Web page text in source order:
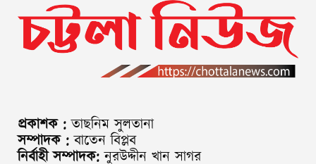
প্রকাশক : তাছনিম সুলতানা
সম্পাদক : বাতেন বিপ্লব
নির্বাহী সম্পাদক: নুরউদ্দীন খান সাগর